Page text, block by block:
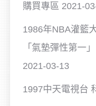
購買專區 2021-
1986年NBA灌籃
「氣墊彈性第一」
2021-03-13
1997中天電視台